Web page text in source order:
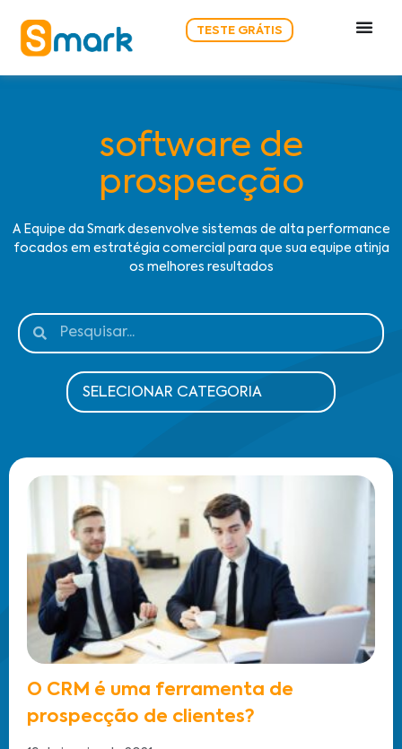
TESTE GRÁTIS
software de
prospecção
A Equipe da Smark desenvolve sistemas de alta performance
focados em estratégia comercial para que sua equipe atinja
os melhores resultados
O CRM é uma ferramenta de
prospecção de clientes?